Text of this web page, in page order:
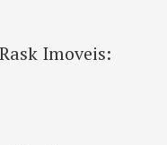
Imoveis: